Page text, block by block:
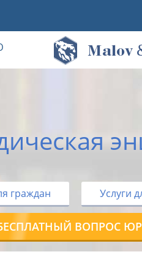
Malov
граждан Услуги
ВОПРОС